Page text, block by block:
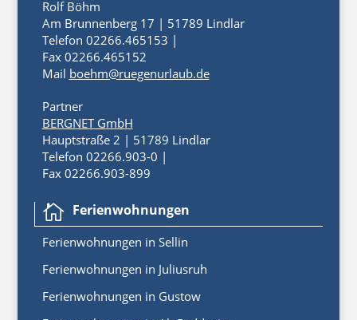
Rolf Böhm
Am Brunnenberg 17 | 51789 Lindlar
Telefon 02266.465153 |
Fax 02266.465152
Mail boehm@ruegenurlaub.de
Partner
BERGNET GmbH
Hauptstraße 2 | 51789 Lindlar
Telefon 02266.903-0 |
Fax 02266.903-899
 Ferienwohnungen
Ferienwohnungen in Sellin
Ferienwohnungen in Juliusruh
Ferienwohnungen in Gustow